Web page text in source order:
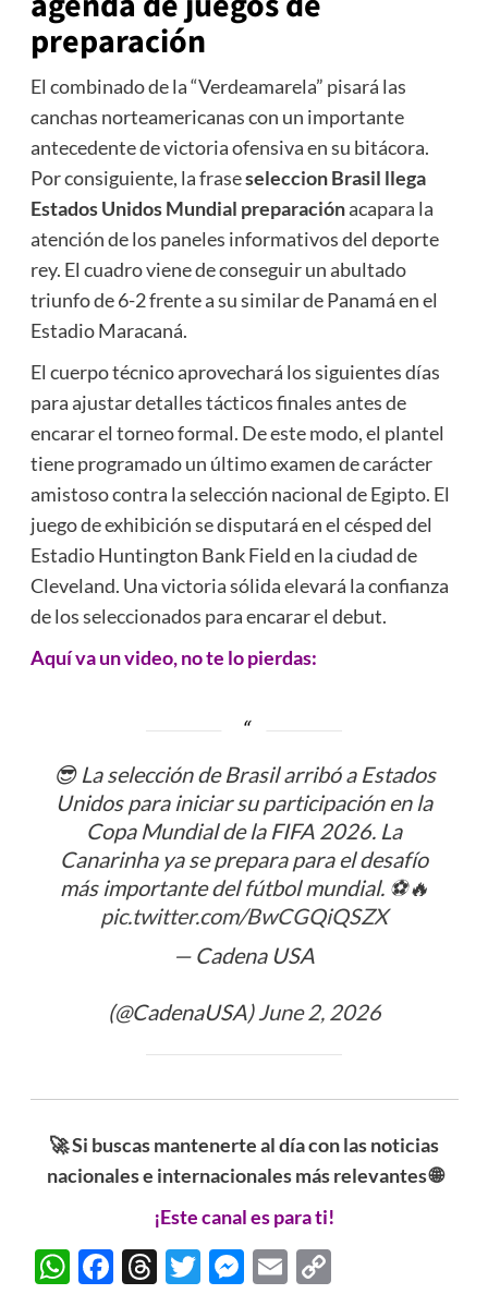
preparación
El combinado de la “Verdeamarela” pisará las
canchas norteamericanas con un importante
antecedente de victoria ofensiva en su bitácora.
Por consiguiente, la fraseseleccion Brasil llega
Estados Unidos Mundial preparaciónacapara la
atención de los paneles informativos del deporte
rey. El cuadro viene de conseguir un abultado
triunfo de 6-2 frente a su similar de Panamá en el
Estadio Maracaná.
El cuerpo técnico aprovechará los siguientes días
para ajustar detalles tácticos finales antes de
encarar el torneo formal. De este modo, el plantel
tiene programado un último examen de carácter
amistoso contra la selección nacional de Egipto. El
juego de exhibición se disputará en el césped del
Estadio Huntington Bank Field en la ciudad de
Cleveland. Una victoria sólida elevará la confianza
de los seleccionados para encarar el debut.
Aquí va un video, no te lo pierdas:
😎 La selección de Brasil arribó a Estados
Unidos para iniciar su participación en la
Copa Mundial de la FIFA 2026. La
Canarinha ya se prepara para el desafío
más importante del fútbol mundial. ⚽🔥
pic.twitter.com/BwCGQiQSZX
— Cadena USA
(@CadenaUSA)June 2, 2026
🚀 Si buscas mantenerte al día con las noticias
nacionales e internacionales más relevantes 🌐
¡Este canal es para ti!
WhatsApp
Facebook
Threads
Twitter
Messenger
EmailCopy